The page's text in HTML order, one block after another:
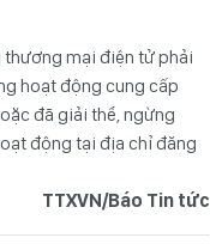
mại điện tử phải
hoạt động cung cấp
đã giải thể, ngừng
động tại địa chỉ đăng
TTXVN/Báo Tin tức